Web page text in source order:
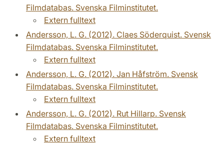
Filmdatabas. Svenska Filminstitutet.
Extern fulltext
Andersson, L. G. (2012). Claes Söderquist. Svensk
Filmdatabas. Svenska Filminstitutet.
Extern fulltext
Andersson, L. G. (2012). Jan Håfström. Svensk
Filmdatabas. Svenska Filminstitutet.
Extern fulltext
Andersson, L. G. (2012). Rut Hillarp. Svensk
Filmdatabas. Svenska Filminstitutet.
Extern fulltext